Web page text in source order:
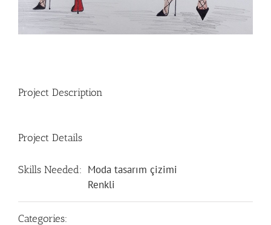
Project Description
Project Details
Skills Needed: Moda tasarım çizimi
Renkli
Categories: